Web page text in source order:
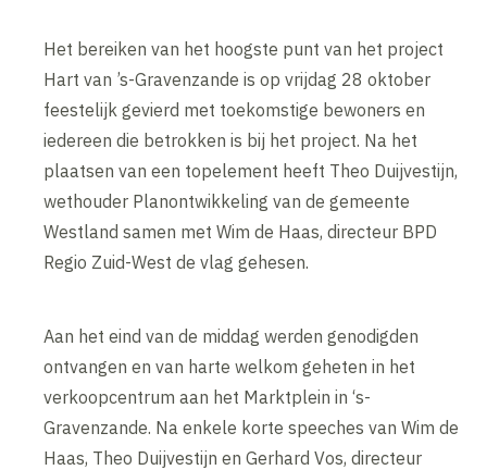
Het bereiken van het hoogste punt van het project
Hart van ’s-Gravenzande is op vrijdag 28 oktober
feestelijk gevierd met toekomstige bewoners en
iedereen die betrokken is bij het project. Na het
plaatsen van een topelement heeft Theo Duijvestijn,
wethouder Planontwikkeling van de gemeente
Westland samen met Wim de Haas, directeur BPD
Regio Zuid-West de vlag gehesen.
Aan het eind van de middag werden genodigden
ontvangen en van harte welkom geheten in het
verkoopcentrum aan het Marktplein in ‘s-
Gravenzande. Na enkele korte speeches van Wim de
Haas, Theo Duijvestijn en Gerhard Vos, directeur